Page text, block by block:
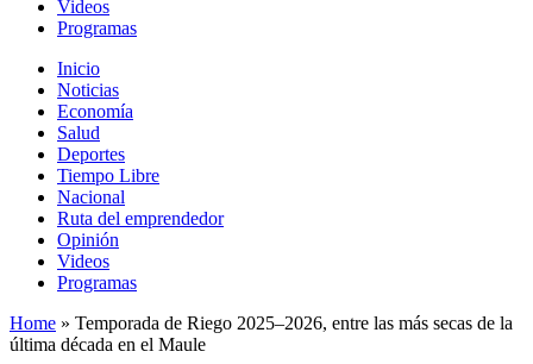
Videos
Programas
Inicio
Noticias
Economía
Salud
Deportes
Tiempo Libre
Nacional
Ruta del emprendedor
Opinión
Videos
Programas
Home » Temporada de Riego 2025–2026, entre las más secas de la
última década en el Maule